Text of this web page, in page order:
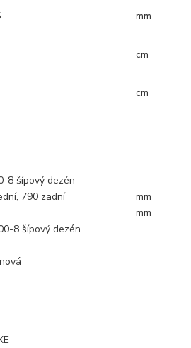
mm
cm
cm
8 šípový dezén
790 zadní
mm
mm
8 šípový dezén